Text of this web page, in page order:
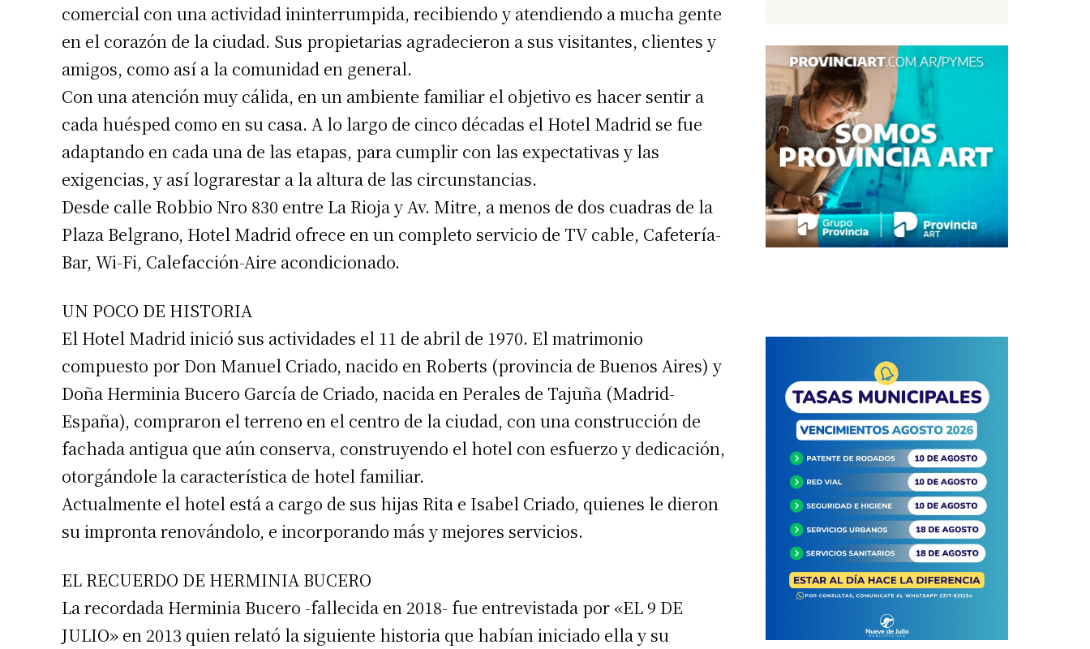
Suscribirme gratis
*Requerido
*
Apellidos
Número de teléfono
comercial con una actividad ininterrumpida, recibiendo y atendiendo a mucha gente
en el corazón de la ciudad. Sus propietarias agradecieron a sus visitantes, clientes y
amigos, como así a la comunidad en general.
Con una atención muy cálida, en un ambiente familiar el objetivo es hacer sentir a
cada huésped como en su casa. A lo largo de cinco décadas el Hotel Madrid se fue
adaptando en cada una de las etapas, para cumplir con las expectativas y las
exigencias, y así lograrestar a la altura de las circunstancias.
Desde calle Robbio Nro 830 entre La Rioja y Av. Mitre, a menos de dos cuadras de la
Plaza Belgrano, Hotel Madrid ofrece en un completo servicio de TV cable, Cafetería-
Bar, Wi-Fi, Calefacción-Aire acondicionado.
UN POCO DE HISTORIA
El Hotel Madrid inició sus actividades el 11 de abril de 1970. El matrimonio
compuesto por Don Manuel Criado, nacido en Roberts (provincia de Buenos Aires) y
Doña Herminia Bucero García de Criado, nacida en Perales de Tajuña (Madrid-
España), compraron el terreno en el centro de la ciudad, con una construcción de
fachada antigua que aún conserva, construyendo el hotel con esfuerzo y dedicación,
otorgándole la característica de hotel familiar.
Actualmente el hotel está a cargo de sus hijas Rita e Isabel Criado, quienes le dieron
su impronta renovándolo, e incorporando más y mejores servicios.
EL RECUERDO DE HERMINIA BUCERO
La recordada Herminia Bucero -fallecida en 2018- fue entrevistada por «EL 9 DE
JULIO» en 2013 quien relató la siguiente historia que habían iniciado ella y su